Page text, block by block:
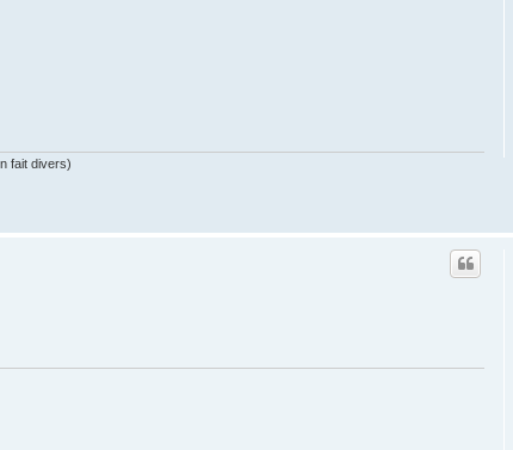
fait divers)